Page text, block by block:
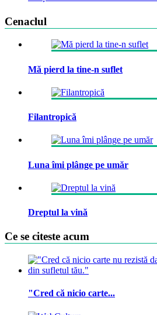
Cenaclul
Mă pierd la tine-n suflet
Filantropică
Luna îmi plânge pe umăr
Dreptul la vină
Ce se citeste acum
"Cred că nicio carte...